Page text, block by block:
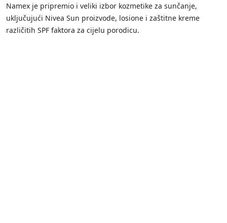
Namex je pripremio i veliki izbor kozmetike za sunčanje,
uključujući Nivea Sun proizvode, losione i zaštitne kreme
različitih SPF faktora za cijelu porodicu.